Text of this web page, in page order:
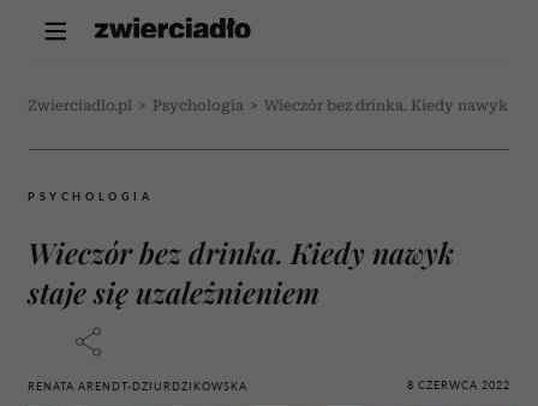
Zwierciadlo.pl > Psychologia > Wieczór bez drinka. Kiedy nawyk
PSYCHOLOGIA
Wieczór bez drinka. Kiedy nawyk
staje się uzależnieniem
RENATA ARENDT-DZIURDZIKOWSKA 8 CZERWCA 2022